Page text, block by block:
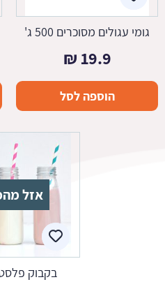
גומי עגולים מסוכרים 500 ג'
19.9
₪
הוספה לסל
אזל
בקבוק